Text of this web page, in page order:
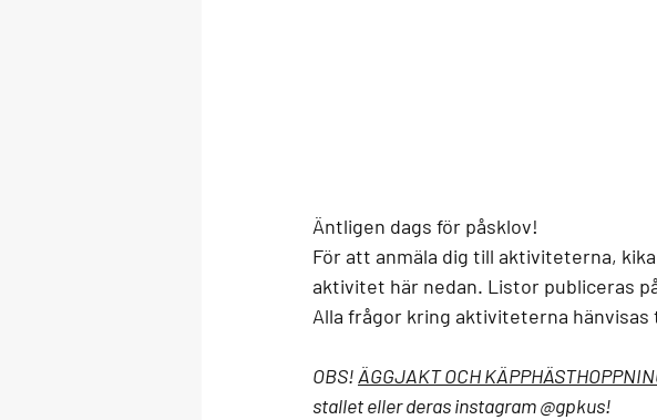
Äntligen dags för påsklov!
För att anmäla dig till aktiviteterna,
aktivitet här nedan. Listor publiceras
Alla frågor kring aktiviteterna
OBS! ÄGGJAKT OCH
stallet eller deras instagram @gpkus!